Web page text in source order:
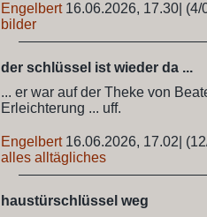
Engelbert 16.06.2026, 17.30 (4/
bilder
der schlüssel ist wieder da ...
... er war auf der Theke von
Erleichterung ... uff.
Engelbert 16.06.2026, 17.02
alles alltägliches
haustürschlüssel weg